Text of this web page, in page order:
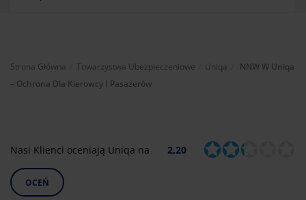
Strona Główna Towarzystwa Ubezpieczeniowe Uniqa Aktualnie:
NNW W Uniqa
– Ochrona Dla Kierowcy I Pasażerów
Nasi Klienci oceniają Uniqa na 2,20
OCEŃ